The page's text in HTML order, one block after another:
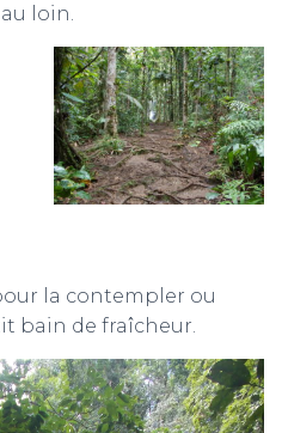
loin.
la contempler ou
bain de fraîcheur.